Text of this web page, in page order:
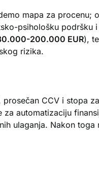
mapa za procenu;
psihološku podršku
200.000 EUR),
rizika.
prosečan CCV i stopa
automatizaciju
ulaganja. Nakon toga